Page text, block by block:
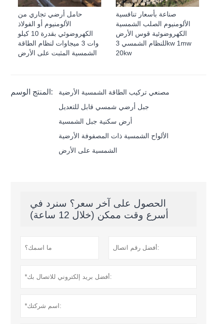
حامل أرضي تجاري من
الألومنيوم أو الفولاذ
الكهروضوئي بقدرة 10 كيلو
وات 3 ميجاوات لنظام الطاقة
الشمسية المثبت على الأرض
صناعة بأسعار تنافسية
الألومنيوم الصلب الشمسية
الكهروضوئية قوس الأرض
للنظام الشمسي 3kw 1mw
20kw
المنتج الوسم:
مصنعي تركيب الطاقة الشمسية الأرضية
جبل أرضي شمسي قابل للتعديل
أرض سكنية جبل الشمسية
الألواح الشمسية ذات المصفوفة الأرضية
الشمسية على الأرض
الحصول على آخر سعر؟ سنرد في
أسرع وقت ممكن (خلال 12 ساعة)